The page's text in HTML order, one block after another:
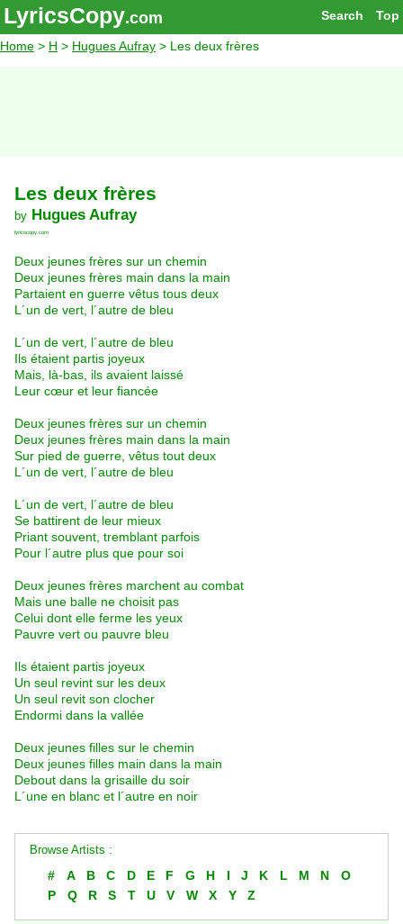
Top
Search
LyricsCopy.com
Home > H > Hugues Aufray > Les deux frères
Les deux frères
by Hugues Aufray
lyricscopy.com
Deux jeunes frères sur un chemin
Deux jeunes frères main dans la main
Partaient en guerre vêtus tous deux
L´un de vert, l´autre de bleu
L´un de vert, l´autre de bleu
Ils étaient partis joyeux
Mais, là-bas, ils avaient laissé
Leur cœur et leur fiancée
Deux jeunes frères sur un chemin
Deux jeunes frères main dans la main
Sur pied de guerre, vêtus tout deux
L´un de vert, l´autre de bleu
L´un de vert, l´autre de bleu
Se battirent de leur mieux
Priant souvent, tremblant parfois
Pour l´autre plus que pour soi
Deux jeunes frères marchent au combat
Mais une balle ne choisit pas
Celui dont elle ferme les yeux
Pauvre vert ou pauvre bleu
Ils étaient partis joyeux
Un seul revint sur les deux
Un seul revit son clocher
Endormi dans la vallée
Deux jeunes filles sur le chemin
Deux jeunes filles main dans la main
Debout dans la grisaille du soir
L´une en blanc et l´autre en noir
Browse Artists :
# A B C D E F G H I J K L M N
O
P
Q R S T U V W X Y Z